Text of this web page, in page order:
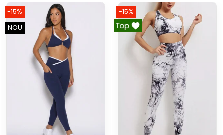
-15%
NOU
-15%